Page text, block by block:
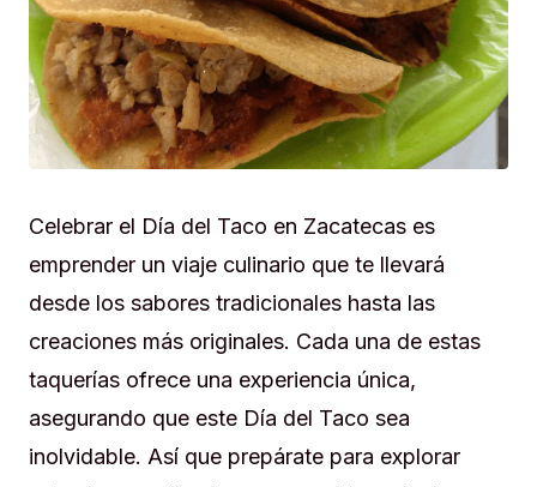
Celebrar el Día del Taco en Zacatecas es
emprender un viaje culinario que te llevará
desde los sabores tradicionales hasta las
creaciones más originales. Cada una de estas
taquerías ofrece una experiencia única,
asegurando que este Día del Taco sea
inolvidable. Así que prepárate para explorar